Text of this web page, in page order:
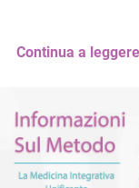
Continua a